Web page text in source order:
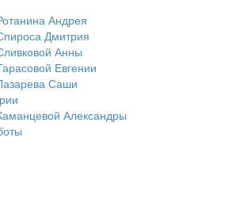
Андрея
Дмитрия
Анны
Евгении
Саши
Александры